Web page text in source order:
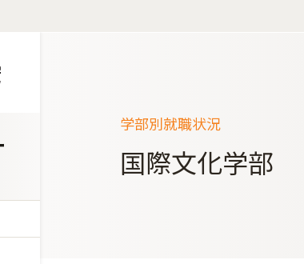
学部別就職状況
国際文化学部